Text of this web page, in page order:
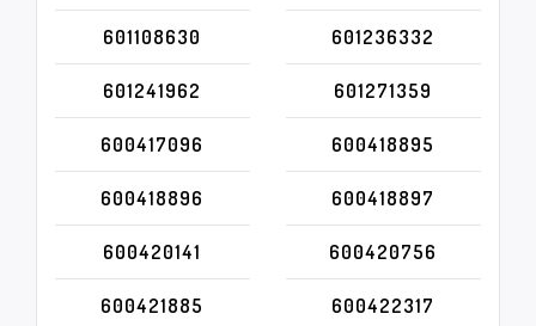
601108630 601236332
601241962 601271359
600417096 600418895
600418896 600418897
600420141 600420756
600421885 600422317